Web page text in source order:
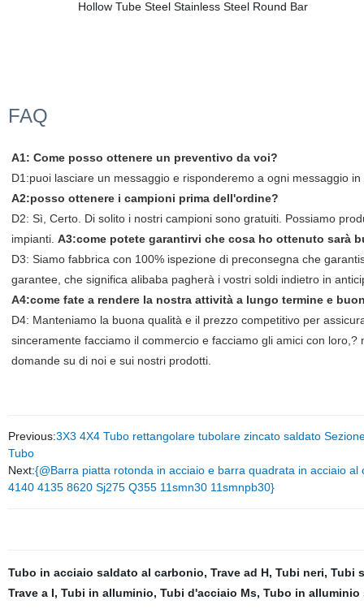
FAQ
A1: Come posso ottenere un preventivo da voi?
D1:puoi lasciare un messaggio e risponderemo a ogni messaggio
A2:posso ottenere i campioni prima dell'ordine?
D2: Sì, Certo. Di solito i nostri campioni sono gratuiti. Possiamo
impianti. A3:come potete garantirvi che cosa ho ottenuto sarà
D3: Siamo fabbrica con 100% ispezione di preconsegna che
garantee, che significa alibaba pagherà i vostri soldi indietro in
A4:come fate a rendere la nostra attività a lungo termine e
D4: Manteniamo la buona qualità e il prezzo competitivo per
sinceramente facciamo il commercio e facciamo gli amici con
domande su di noi e sui nostri prodotti.
Previous:3X3 4X4 Tubo rettangolare tubolare zincato saldato
Tubo
Next:{@Barra piatta rotonda in acciaio e barra quadrata in acciaio
4140 4135 8620 Sj275 Q355 11smn30 11smnpb30}
Tubo in acciaio saldato al carbonio, Trave ad H, Tubi neri, Tubi
Trave a I, Tubi in alluminio, Tubi d'acciaio Ms, Tubo in alluminio